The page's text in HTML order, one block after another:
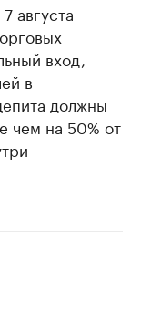
августа
вход,
в
должны
чем на 50% от